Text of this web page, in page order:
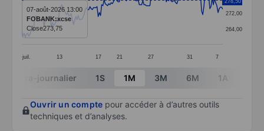
The chart has 1 X axis displaying categories.
The chart has 1 Y axis displaying values. Data
juil. 13 17 21 27 31 7
264,00
272,00
07-août-2026 13:00
FOBANK:xcse
Close273,75
End of interactive chart.
Intra-journalier 1S 1M 3M 6M 1A
Ouvrir un compte pour accéder à d’autres outils
techniques et d’analyses.